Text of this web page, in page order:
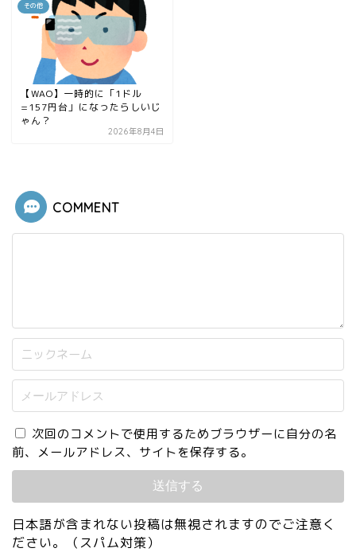
その他
【WAO】一時的に「1ドル
=157円台」になったらしいじ
ゃん？
2026年8月4日
COMMENT
次回のコメントで使用するためブラウザーに自分の名
前、メールアドレス、サイトを保存する。
日本語が含まれない投稿は無視されますのでご注意く
ださい。（スパム対策）